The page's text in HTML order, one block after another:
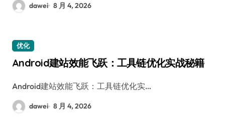
dawei 8 月 4, 2026
优化
Android建站效能飞跃：工具链优化实战秘籍
Android建站效能飞跃：工具链优化实…
dawei 8 月 4, 2026